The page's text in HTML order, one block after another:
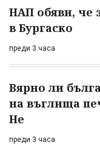
НАП обяви, че
в Бургаско
преди 3 часа
Вярно ли
на въглища
Не
преди 3 часа